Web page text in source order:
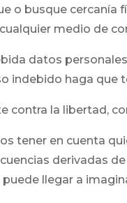
o busque
medio de
datos
indebido haga que
contra la libertad,
tener en cuenta
derivadas
llegar a